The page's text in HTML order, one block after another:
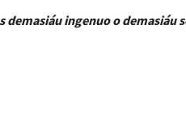
demasiáu ingenuo o demasiáu